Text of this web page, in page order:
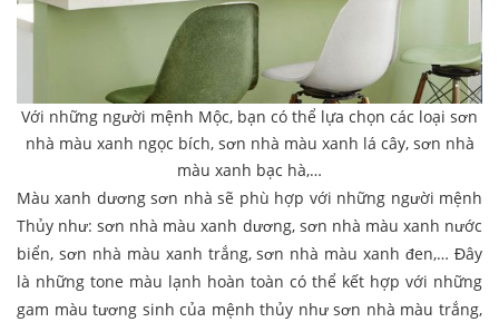
Với những người mệnh Mộc, bạn có thể lựa chọn các loại sơn
nhà màu xanh ngọc bích, sơn nhà màu xanh lá cây, sơn nhà
màu xanh bạc hà,…
Màu xanh dương sơn nhà sẽ phù hợp với những người mệnh
Thủy như: sơn nhà màu xanh dương, sơn nhà màu xanh nước
biển, sơn nhà màu xanh trắng, sơn nhà màu xanh đen,… Đây
là những tone màu lạnh hoàn toàn có thể kết hợp với những
gam màu tương sinh của mệnh thủy như sơn nhà màu trắng,